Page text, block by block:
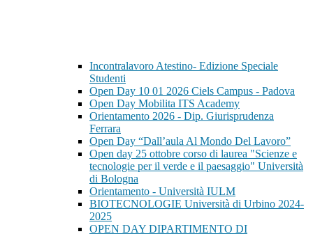
Incontralavoro Atestino- Edizione Speciale
Studenti
Open Day 10 01 2026 Ciels Campus - Padova
Open Day Mobilita ITS Academy
Orientamento 2026 - Dip. Giurisprudenza
Ferrara
Open Day “Dall’aula Al Mondo Del Lavoro”
Open day 25 ottobre corso di laurea "Scienze e
tecnologie per il verde e il paesaggio" Università
di Bologna
Orientamento - Università IULM
BIOTECNOLOGIE Università di Urbino 2024-
2025
OPEN DAY DIPARTIMENTO DI